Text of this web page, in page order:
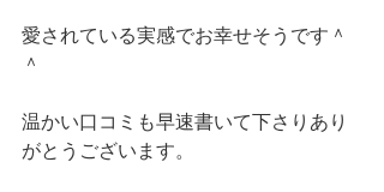
愛されている実感でお幸せそうです＾
＾
温かい口コミも早速書いて下さりあり
がとうございます。